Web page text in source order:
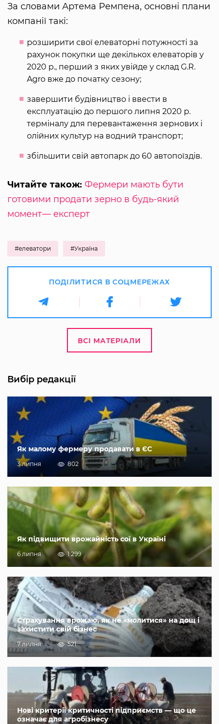
За словами Артема Ремпена, основні плани
компанії такі:
розширити свої елеваторні потужності за
рахунок покупки ще декількох елеваторів у
2020 р., перший з яких увійде у склад G.R.
Agro вже до початку сезону;
завершити будівництво і ввести в
експлуатацію до першого липня 2020 р.
терміналу для перевантаження зернових і
олійних культур на водний транспорт;
збільшити свій автопарк до 60 автопоїздів.
Читайте також: Фермери мають бути
готовими продати зерно в будь-який
момент— експерт
#елеватори #Україна
ПОДІЛИТИСЯ В СОЦМЕРЕЖАХ
ВСІ МАТЕРІАЛИ
Вибір редакції
Як малому фермеру продавати в ЄС
3 липня 802
Як підвищити врожайність сої в Україні
6 липня 1 299
Страхування врожаю, як не «молитися» на дощ і
захистити свій бізнес
7 липня 521
Нові критерії критичності підприємств — що це
означає для агробізнесу